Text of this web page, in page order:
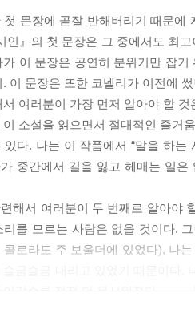
문장에 곧잘 반해버리기 때문에
인』의 첫 문장은 그 중에서도 최
가 이 문장은 공연히 분위기만 잡
. 이 문장은 또한 코넬리가 이전에
서 여러분이 가장 먼저 알아야 할
이 소설을 읽으면서 절대적인 즐거
있다. 나는 이 작품에서 “말을 하
중간에서 길을 잃고 헤매는 일
련해서 여러분이 두 번째로 알아
리를 모르는 사람은 없을 것이다.
콜로라도 주 보울더에 있었다), 나
어갈수록 점점 더 무서워졌다… ---